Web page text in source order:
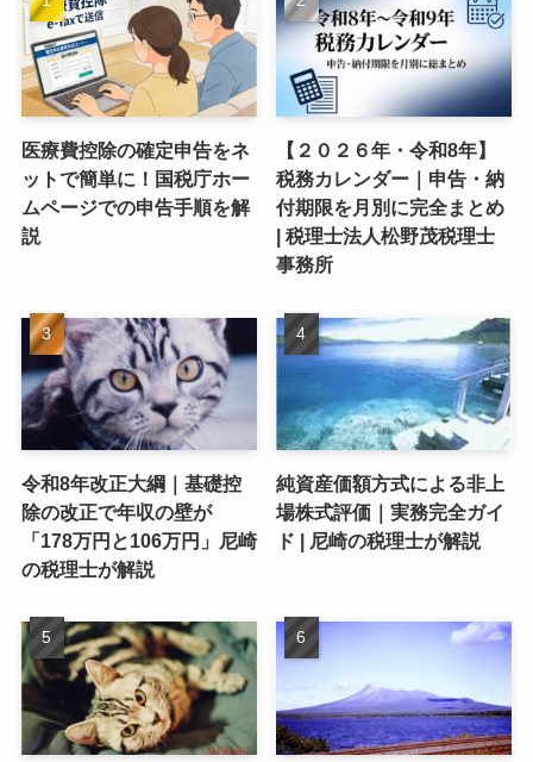
医療費控除の確定申告をネ
ットで簡単に！国税庁ホー
ムページでの申告手順を解
説
【２０２６年・令和8年】
税務カレンダー｜申告・納
付期限を月別に完全まとめ
| 税理士法人松野茂税理士
事務所
令和8年改正大綱｜基礎控
除の改正で年収の壁が
「178万円と106万円」尼崎
の税理士が解説
純資産価額方式による非上
場株式評価｜実務完全ガイ
ド | 尼崎の税理士が解説